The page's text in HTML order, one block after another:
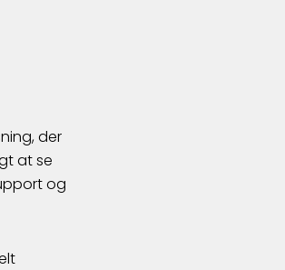
der
at se
og